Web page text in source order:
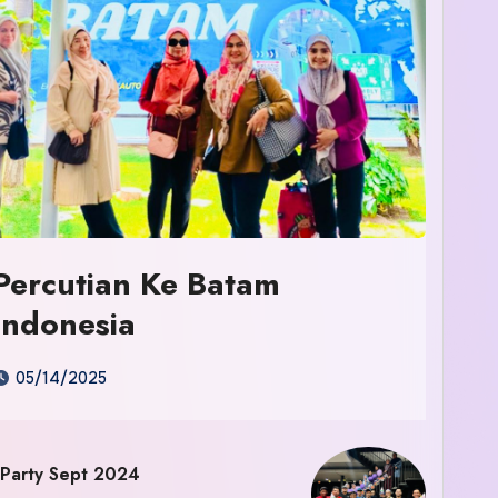
Ke Batam
05/14/2025
Sept 2024